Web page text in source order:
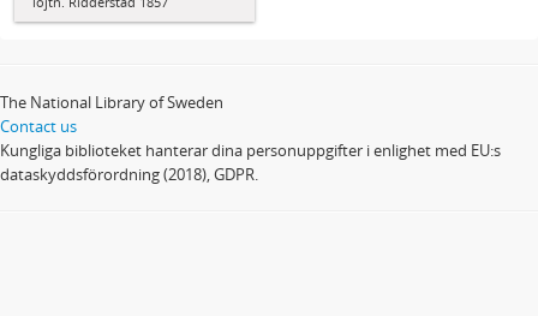
The National Library of Sweden
Contact us
Kungliga biblioteket hanterar dina personuppgifter i enlighet med EU:s
dataskyddsförordning (2018), GDPR.